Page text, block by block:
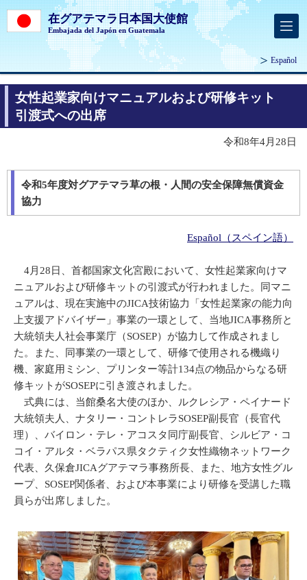
在グアテマラ日本国大使館
Embajada del Japón en Guatemala
Español
女性起業家向けマニュアルおよび研修キット
引渡式への出席
令和8年4月28日
令和5年度対グアテマラ草の根・人間の安全保障無償資金
協力
Español（スペイン語）
4月28日、首都国家文化宮殿において、女性起業家向けマ
ニュアルおよび研修キットの引渡式が行われました。同マニ
ュアルは、現在実施中のJICA技術協力「女性起業家の能力向
上支援アドバイザー」事業の一環として、当地JICA事務所と
大統領夫人社会事業庁（SOSEP）が協力して作成されまし
た。また、同事業の一環として、研修で使用される機織り
機、家庭用ミシン、プリンター等計134点の物品からなる研
修キットがSOSEPに引き渡されました。
式典には、当館桑名大使のほか、ルクレシア・ペイナード
大統領夫人、ナタリー・コントレラSOSEP副長官（長官代
理）、バイロン・テレ・アコスタ同庁副長官、シルビア・コ
コイ・アルタ・ベラパス県タクティク女性織物ネットワーク
代表、久保倉JICAグアテマラ事務所長、また、地方女性グル
ープ、SOSEP関係者、および本事業により研修を受講した職
員らが出席しました。